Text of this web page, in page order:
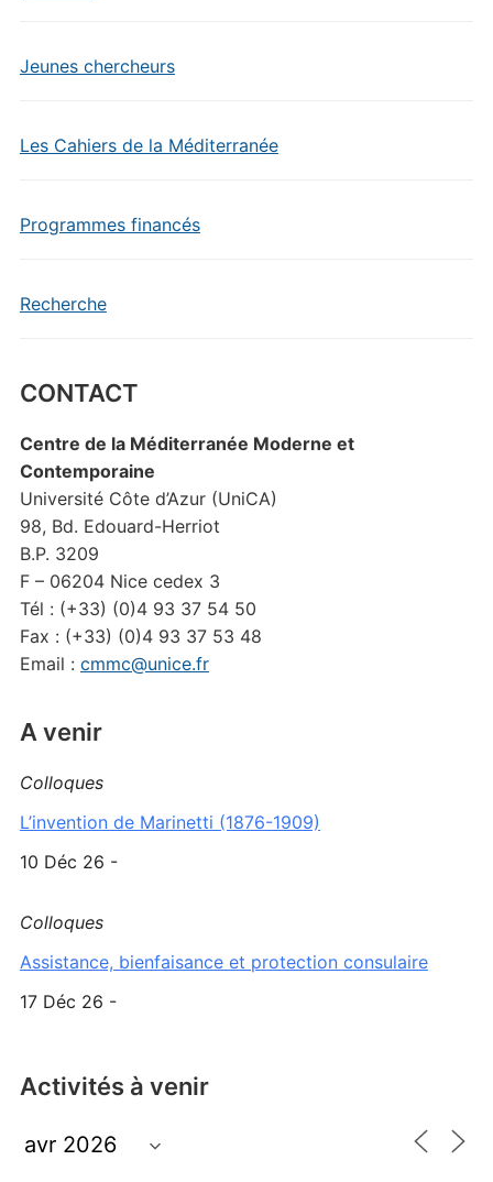
Jeunes chercheurs
Les Cahiers de la Méditerranée
Programmes financés
Recherche
CONTACT
Centre de la Méditerranée Moderne et
Contemporaine
Université Côte d’Azur (UniCA)
98, Bd. Edouard-Herriot
B.P. 3209
F – 06204 Nice cedex 3
Tél : (+33) (0)4 93 37 54 50
Fax : (+33) (0)4 93 37 53 48
Email : cmmc@unice.fr
A venir
Colloques
L’invention de Marinetti (1876-1909)
10 Déc 26 -
Colloques
Assistance, bienfaisance et protection consulaire
17 Déc 26 -
Activités à venir